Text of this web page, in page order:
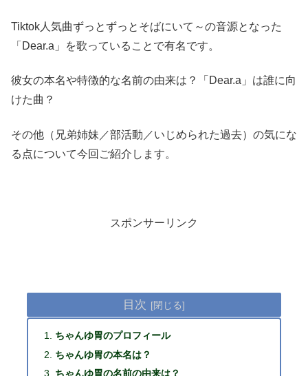
Tiktok人気曲ずっとずっとそばにいて～の音源となった
「Dear.a」を歌っていることで有名です。
彼女の本名や特徴的な名前の由来は？「Dear.a」は誰に向
けた曲？
その他（兄弟姉妹／部活動／いじめられた過去）の気にな
る点について今回ご紹介します。
スポンサーリンク
目次
ちゃんゆ胃のプロフィール
ちゃんゆ胃の本名は？
ちゃんゆ胃の名前の由来は？